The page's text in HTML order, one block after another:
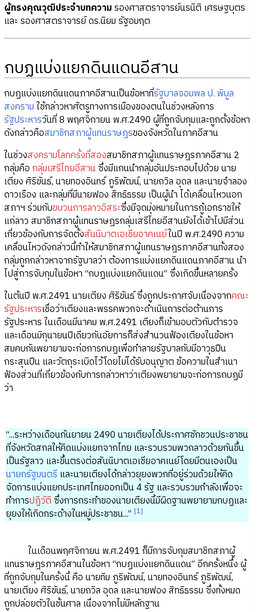
ผู้ทรงคุณวุฒิประจำบทความรองศาสตราจารย์นรนิติ เศรษฐบุตร
และ รองศาสตราจารย์ ดร.นิยม รัฐอมฤต
กบฏแบ่งแยกดินแดนอีสาน
กบฏแบ่งแยกดินแดนภาคอีสานเป็นข้อหาที่รัฐบาลจอมพล ป. พิบูล
สงคราม ใช้กล่าวหาศัตรูทางการเมืองของตนในช่วงหลังการ
รัฐประหารวันที่ 8 พฤศจิกายน พ.ศ.2490 ผู้ที่ถูกจับกุมและถูกตั้งข้อหา
ดังกล่าวคือสมาชิกสภาผู้แทนราษฎรของจังหวัดในภาคอีสาน
ในช่วงสงครามโลกครั้งที่สองสมาชิกสภาผู้แทนราษฎรภาคอีสาน 2
กลุ่มคือ กลุ่มเสรีไทยอีสานซึ่งมีแกนนำกลุ่มอันประกอบไปด้วย นาย
เตียง ศิริขันธ์, นายทองอินทร์ ภูริพัฒน์, นายถวิล อุดล และนายจำลอง
ดาวเรือง และกลุ่มที่มีนายฟอง สิทธิธรรม เป็นผู้นำ ได้เคลื่อนไหวนอก
สภาฯ ร่วมกับขบวนการลาวอิสระซึ่งมีจุดมุ่งหมายในการกู้เอกราชให้
แก่ลาว สมาชิกสภาผู้แทนราษฎรกลุ่มเสรีไทยอีสานยังได้เข้าไปมีส่วน
เกี่ยวข้องกับการจัดตั้งสันนิบาตเอเชียอาคเนย์ในปี พ.ศ.2490 ความ
เคลื่อนไหวดังกล่าวนี้ทำให้สมาชิกสภาผู้แทนราษฎรภาคอีสานทั้งสอง
กลุ่มถูกกล่าวหาจากรัฐบาลว่า ต้องการแบ่งแยกดินแดนภาคอีสาน นำ
ไปสู่การจับกุมในข้อหา “กบฏแบ่งแยกดินแดน” ซึ่งเกิดขึ้นหลายครั้ง
ในต้นปี พ.ศ.2491 นายเตียง ศิริขันธ์ ซึ่งถูกประกาศจับเนื่องจากคณะ
รัฐประหารเชื่อว่าเตียงและพรรคพวกจะดำเนินการต่อต้านการ
รัฐประหาร ในเดือนมีนาคม พ.ศ.2491 เตียงก็เข้ามอบตัวกับตำรวจ
และเดือนมิถุนายนปีเดียวกันอัยการก็ส่งสำนวนฟ้องเตียงในข้อหา
สมคบกันพยายามจะก่อการกบฏเพื่อทำลายรัฐบาลกับมีอาวุธปืน
กระสุนปืน และวัตถุระเบิดไว้โดยไม่ได้รับอนุญาต ข้อความในสำเนา
ฟ้องส่วนที่เกี่ยวข้องกับการกล่าวหาว่าเตียงพยายามจะก่อการกบฏมี
ว่า
“...ระหว่างเดือนกันยายน 2490 นายเตียงได้ประกาศชักชวนประชาชน
ที่จังหวัดสกลให้คิดแบ่งแยกจากไทย และรวบรวมพวกลาวด้วยกันขึ้น
เป็นรัฐลาว และขึ้นตรงต่อสันนิบาตเอเชียอาคเนย์โดยมีตนเองเป็น
นายกรัฐมนตรี และนายเตียงได้กล่าวยุยงพวกที่อยู่ร่วมด้วยให้คิด
จัดการแบ่งแยกประเทศไทยออกเป็น 4 รัฐ และรวบรวมกำลังเพื่อจะ
ทำการปฏิวัติ ซึ่งการกระทำของนายเตียงนี้มีผิดฐานพยายามกบฏและ
ยุยงให้เกิดกระด้างในหมู่ประชาชน...” [1]
ในเดือนพฤศจิกายน พ.ศ.2491 ก็มีการจับกุมสมาชิกสภาผู้
แทนราษฎรภาคอีสานในข้อหา “กบฏแบ่งแยกดินแดน” อีกครั้งหนึ่ง ผู้
ที่ถูกจับกุมในครั้งนี้ คือ นายทิม ภูริพัฒน์, นายทองอินทร์ ภูริพัฒน์,
นายเตียง ศิริขันธ์, นายถวิล อุดล และนายฟอง สิทธิธรรม ซึ่งทั้งหมด
ถูกปล่อยตัวในชั้นศาล เนื่องจากไม่มีหลักฐาน